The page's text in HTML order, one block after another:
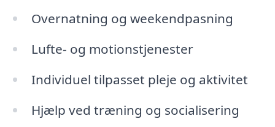
Overnatning og weekendpasning
Lufte- og motionstjenester
Individuel tilpasset pleje og aktivitet
Hjælp ved træning og socialisering